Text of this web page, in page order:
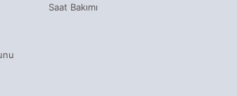
Saat Bakımı